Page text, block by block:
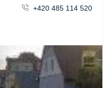
+420 485 114 520